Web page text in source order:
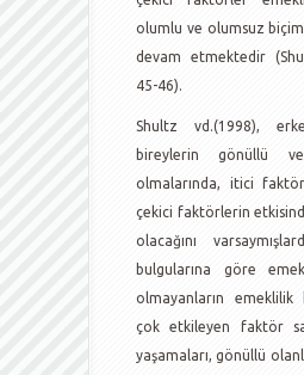
olumlu ve olumsuz
devam etmektedir
45-46).
Shultz vd.(1998),
bireylerin gönüllü
olmalarında, itici
çekici faktörlerin
olacağını
bulgularına göre
olmayanların emeklilik
çok etkileyen faktör
yaşamaları, gönüllü